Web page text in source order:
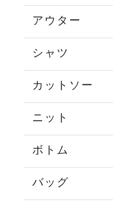
アウター
シャツ
カットソー
ニット
ボトム
バッグ